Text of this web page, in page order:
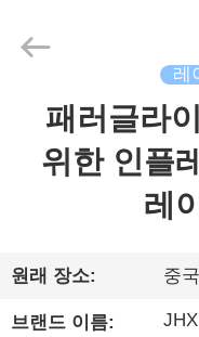
우
2019
Photoelectric
Reserved.
레
패러글라
위한 인플
레
원래 장소: 중국
브랜드 이름: JHX